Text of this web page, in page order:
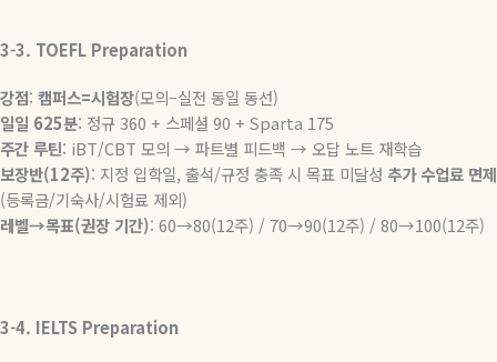
3-3. TOEFL Preparation
강점: 캠퍼스=시험장(모의–실전 동일 동선)
일일 625분: 정규 360 + 스페셜 90 + Sparta 175
주간 루틴: iBT/CBT 모의 → 파트별 피드백 → 오답 노트 재학습
보장반(12주): 지정 입학일, 출석/규정 충족시 목표 미달성 추가 수업료 면제
(등록금/기숙사/시험료 제외)
레벨→목표(권장 기간): 60→80(12주) / 70→90(12주) / 80→100(12주)
3-4. IELTS Preparation